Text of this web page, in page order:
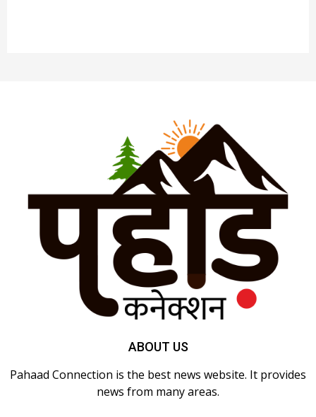
ABOUT US
Pahaad Connection is the best news website. It provides
news from many areas.